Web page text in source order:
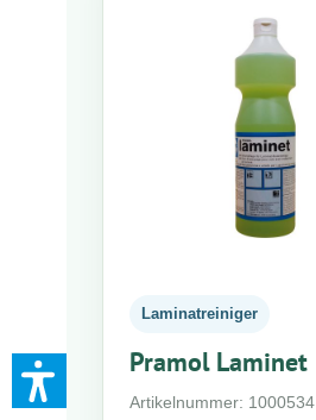
Laminatreiniger
Pramol Laminet
Artikelnummer: 1000534